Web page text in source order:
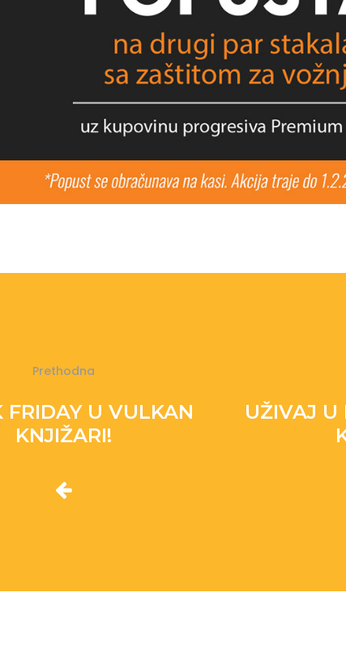
Prethodna
FRIDAY U VULKAN
KNJIŽARI!
UŽIVAJ U